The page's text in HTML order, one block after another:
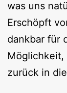
was uns
Erschöpft
dankbar für
Möglichkeit,
zurück in